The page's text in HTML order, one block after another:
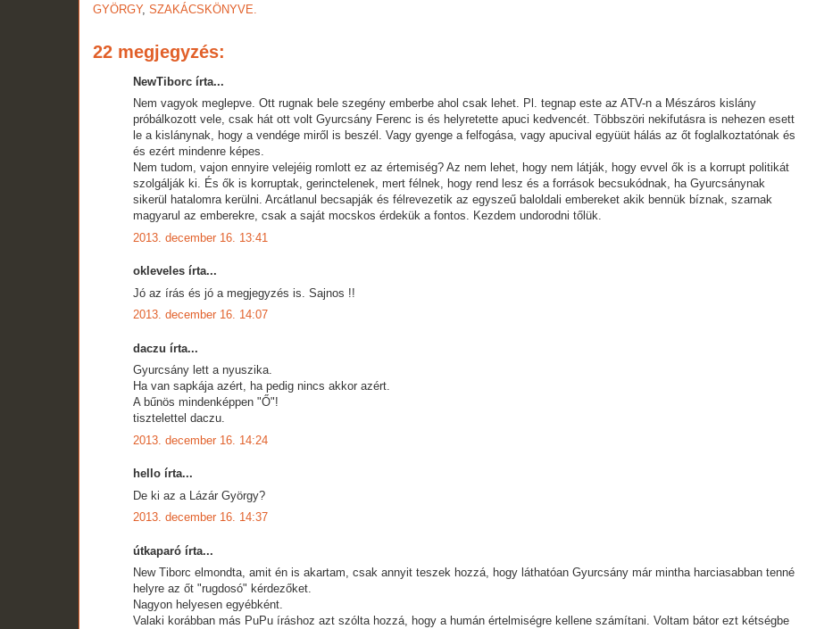
GYÖRGY, SZAKÁCSKÖNYVE.
22 megjegyzés:
NewTiborc írta...
Nem vagyok meglepve. Ott rugnak bele szegény emberbe ahol csak lehet. Pl. tegnap este az ATV-n a Mészáros kislány
próbálkozott vele, csak hát ott volt Gyurcsány Ferenc is és helyretette apuci kedvencét. Többszöri nekifutásra is nehezen esett
le a kislánynak, hogy a vendége miről is beszél. Vagy gyenge a felfogása, vagy apucival együüt hálás az őt foglalkoztatónak és
és ezért mindenre képes.
Nem tudom, vajon ennyire velejéig romlott ez az értemiség? Az nem lehet, hogy nem látják, hogy evvel ők is a korrupt politikát
szolgálják ki. És ők is korruptak, gerinctelenek, mert félnek, hogy rend lesz és a források becsukódnak, ha Gyurcsánynak
sikerül hatalomra kerülni. Arcátlanul becsapják és félrevezetik az egyszeű baloldali embereket akik bennük bíznak, szarnak
magyarul az emberekre, csak a saját mocskos érdekük a fontos. Kezdem undorodni tőlük.
2013. december 16. 13:41
okleveles írta...
Jó az írás és jó a megjegyzés is. Sajnos !!
2013. december 16. 14:07
daczu írta...
Gyurcsány lett a nyuszika.
Ha van sapkája azért, ha pedig nincs akkor azért.
A bűnös mindenképpen "Ő"!
tisztelettel daczu.
2013. december 16. 14:24
hello írta...
De ki az a Lázár György?
2013. december 16. 14:37
útkaparó írta...
New Tiborc elmondta, amit én is akartam, csak annyit teszek hozzá, hogy láthatóan Gyurcsány már mintha harciasabban tenné
helyre az őt "rugdosó" kérdezőket.
Nagyon helyesen egyébként.
Valaki korábban más PuPu íráshoz azt szólta hozzá, hogy a humán értelmiségre kellene számítani. Voltam bátor ezt kétségbe